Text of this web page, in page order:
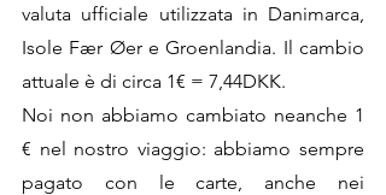
valuta ufficiale utilizzata in Danimarca,
Isole Fær Øer e Groenlandia. Il cambio
attuale è di circa 1€ = 7,44DKK.
Noi non abbiamo cambiato neanche 1
€ nel nostro viaggio: abbiamo sempre
pagato con le carte, anche nei